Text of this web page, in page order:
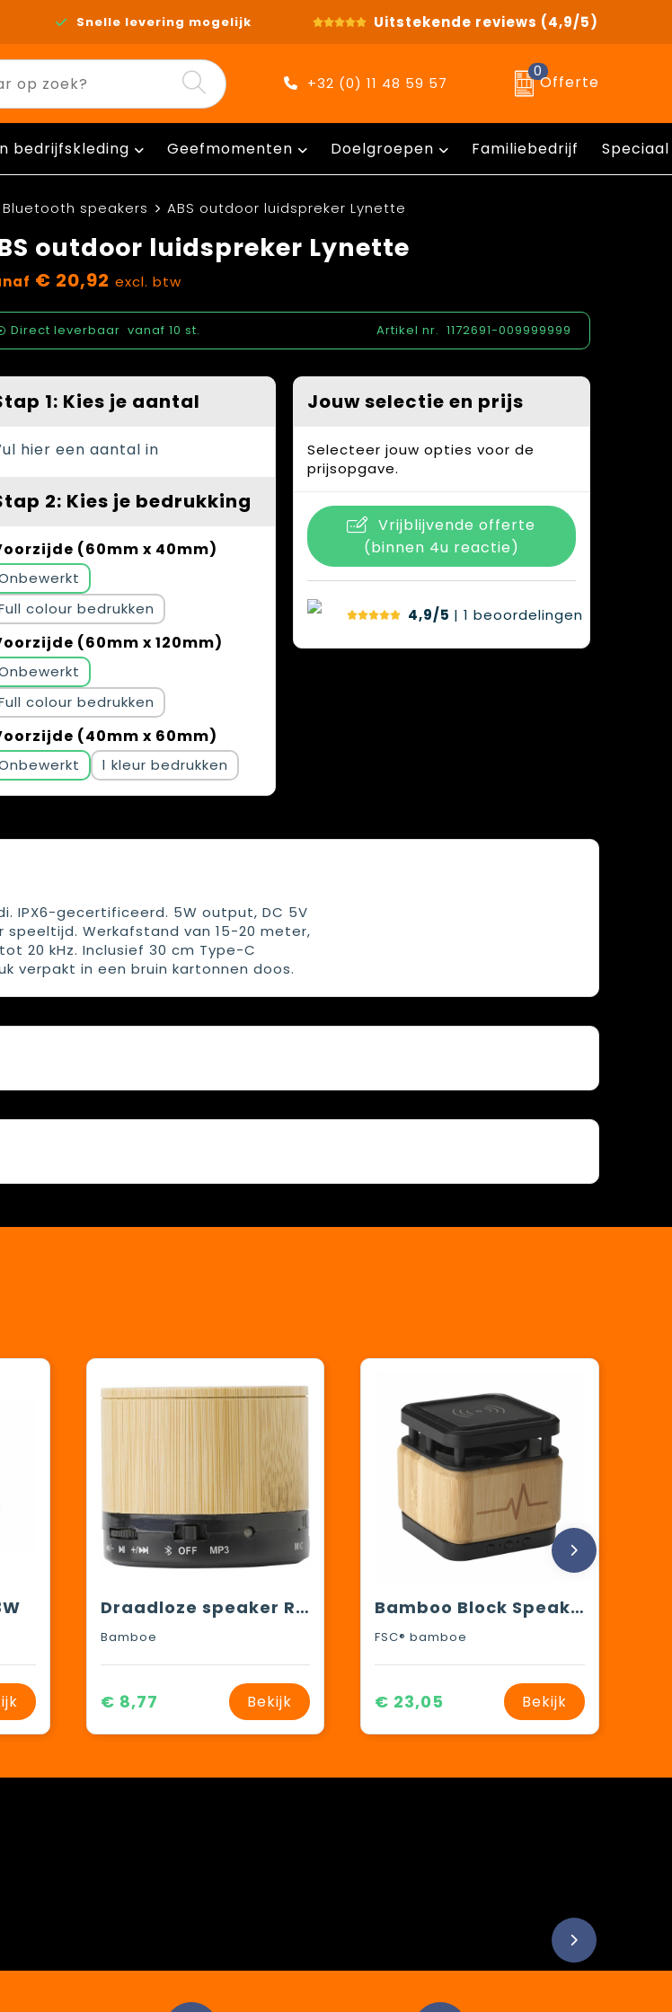
Snelle levering mogelijk Uitstekende reviews (4,9/5)
+32 (0) 11 48 59 57
0
Offerte
bedrijfskleding Geefmomenten Doelgroepen Familiebedrijf
Bluetooth speakers ABS outdoor luidspreker Lynette
outdoor luidspreker Lynette
€ 20,92 excl. btw
Direct leverbaar vanaf 10 st. Artikel nr. 1172691-009999999
1: Kies je aantal
hier een aantal in
2: Kies je bedrukking
(60mm x 40mm)
colour
(60mm x 120mm)
colour
(40mm x 60mm)
1
Jouw selectie en prijs
Selecteer jouw opties voor de
prijsopgave.
Vrijblijvende offerte
(binnen 4u reactie)
4,9/5 | 1 beoordelingen
IPX6-gecertificeerd. 5W output, DC 5V
speeltijd. Werkafstand van 15-20 meter,
20 kHz. Inclusief 30 cm Type-C
verpakt in een bruin kartonnen doos.
Draadloze speaker Rosalinda | Bamboe
Bamboe
€ 8,77 Bekijk
Bamboo Block Speaker met draadloze oplader
FSC® bamboe
€ 23,05 Bekijk